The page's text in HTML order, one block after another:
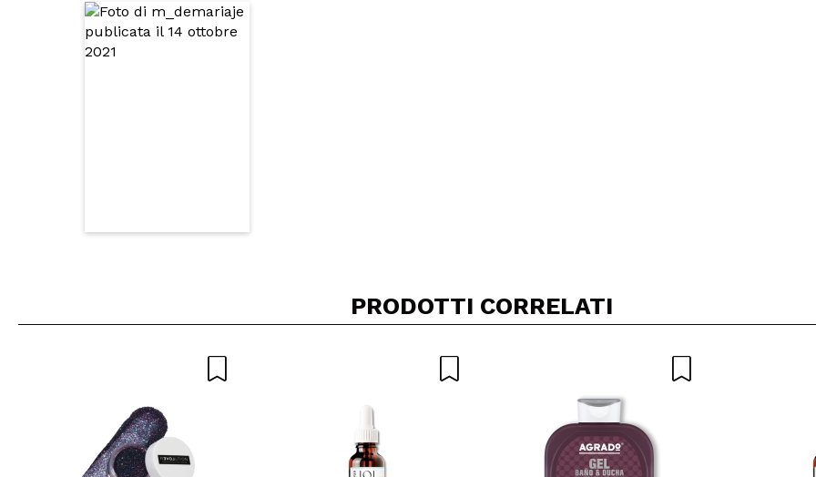
PRODOTTI CORRELATI